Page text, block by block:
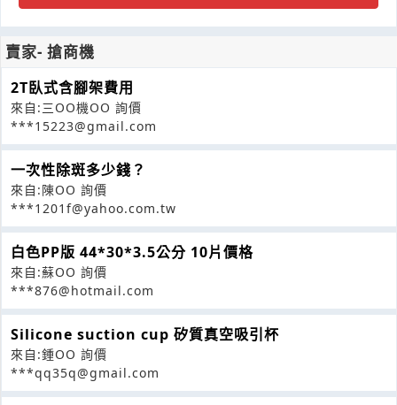
賣家- 搶商機
2T臥式含腳架費用
來自:三OO機OO 詢價
***15223@gmail.com
一次性除斑多少錢？
來自:陳OO 詢價
***1201f@yahoo.com.tw
白色PP版 44*30*3.5公分 10片價格
來自:蘇OO 詢價
***876@hotmail.com
Silicone suction cup 矽質真空吸引杯
來自:鍾OO 詢價
***qq35q@gmail.com